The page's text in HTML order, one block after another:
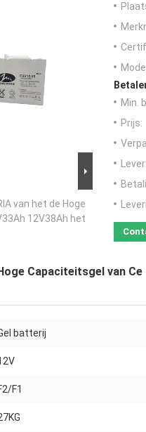
van het de Hoge
12V38Ah het
Min.
Prijs:
Capaciteitsgel van
batterij
F1